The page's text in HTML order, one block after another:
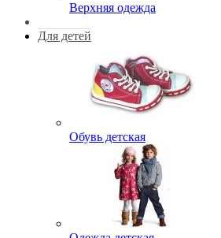
Верхняя одежда
Для детей
Обувь детская